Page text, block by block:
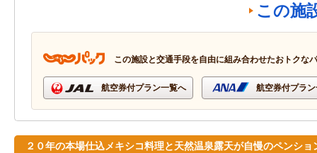
この施
この施設と交通手段を自由に組み合わせたおトクな
航空券付プラン一覧へ 航空券付プラ
２０年の本場仕込メキシコ料理と天然温泉露天が自慢のペンショ